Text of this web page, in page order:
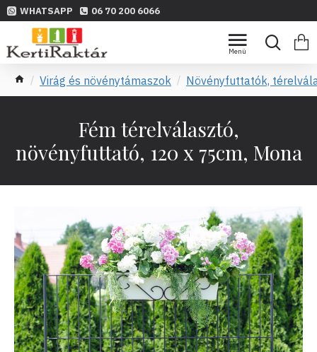
WHATSAPP 06 70 200 6066
Virág és növénytámaszok Növényfuttatók,
Fém térelválasztó,
növényfuttató, 120 x 75cm, Mona